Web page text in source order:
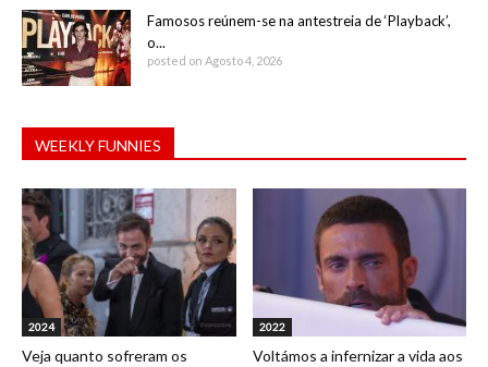
Famosos reúnem-se na antestreia de ‘Playback’,
o...
posted on Agosto 4, 2026
WEEKLY FUNNIES
2024
Veja quanto sofreram os
2022
Voltámos a infernizar a vida aos